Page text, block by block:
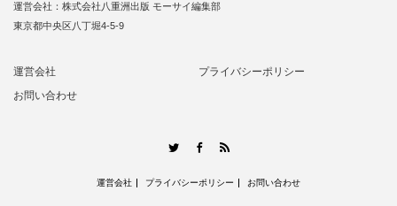
運営会社：株式会社八重洲出版 モーサイ編集部
東京都中央区八丁堀4-5-9
運営会社
プライバシーポリシー
お問い合わせ
TwitterFacebook
運営会社 プライバシーポリシー お問い合わせ